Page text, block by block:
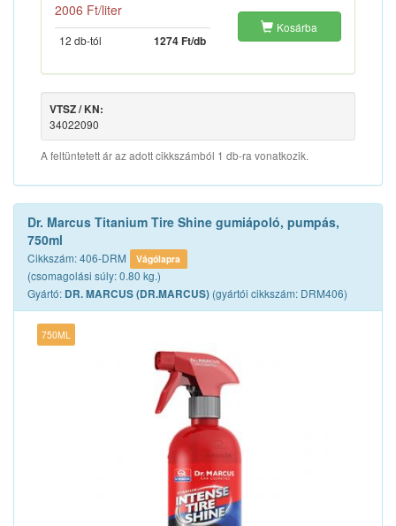
2006 Ft/liter
12 db-tól 1274 Ft/db
Kosárba
VTSZ / KN:
34022090
A feltüntetett ár az adott cikkszámból 1 db-ra vonatkozik.
Dr. Marcus Titanium Tire Shine gumiápoló, pumpás,
750ml
Cikkszám: 406-DRM Vágólapra
(csomagolási súly: 0.80 kg.)
Gyártó: DR. MARCUS (DR.MARCUS) (gyártói cikkszám: DRM406)
750ML